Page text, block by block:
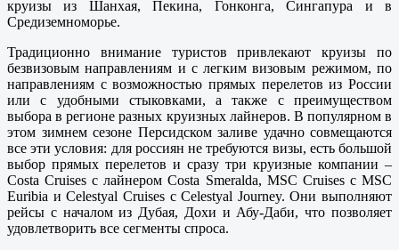
круизы из Шанхая, Пекина, Гонконга, Сингапура и в
Средиземноморье.
Традиционно внимание туристов привлекают круизы по
безвизовым направлениям и с легким визовым режимом, по
направлениям с возможностью прямых перелетов из России
или с удобными стыковками, а также с преимуществом
выбора в регионе разных круизных лайнеров. В популярном в
этом зимнем сезоне Персидском заливе удачно совмещаются
все эти условия: для россиян не требуются визы, есть большой
выбор прямых перелетов и сразу три круизные компании –
Costa Cruises с лайнером Costa Smeralda, MSC Cruises с MSC
Euribia и Celestyal Cruises с Celestyal Journey. Они выполняют
рейсы с началом из Дубая, Дохи и Абу-Даби, что позволяет
удовлетворить все сегменты спроса.